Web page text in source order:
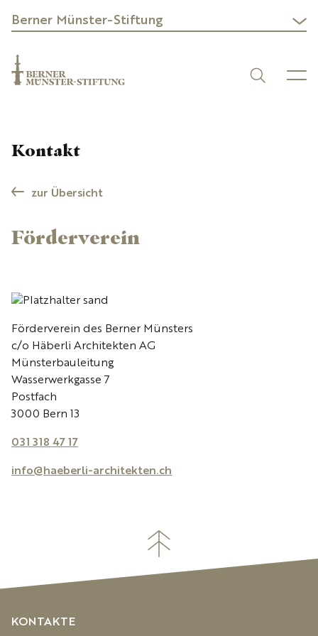
Berner Münster-Stiftung
Kontakt
zur Übersicht
Förderverein
Förderverein des Berner Münsters
c/o Häberli Architekten AG
Münsterbauleitung
Wasserwerkgasse 7
Postfach
3000 Bern 13
031 318 47 17
info@haeberli-architekten.ch
KONTAKTE